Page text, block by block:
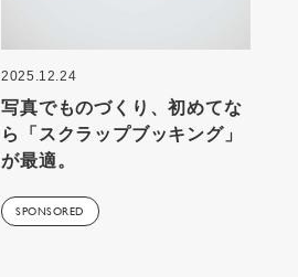
2025.12.24
写真でものづくり、初めてな
ら「スクラップブッキング」
が最適。
SPONSORED